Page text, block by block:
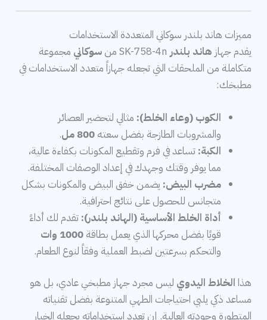
مميزات هاند بلندر سوكاني المتعددة الاستخدامات
يقدم جهاز هاند بلندر سوكاني مجموعة
متكاملة من الملحقات التي تجعله جهازاً متعدد الاستخدامات في
مطبخك:
الكوب (وعاء الخلط): مثالي لتحضير العصائر
والمشروبات الطازجة بفضل سعته800 مل
.
الكبة: تساعد في فرم وتقطيع المكونات بكفاءة عالية،
مما يوفر وقتك وجهدك في إعداد الوصفات المختلفة.
مضرب البيض: يضمن خفق البيض والمكونات بشكل
متجانس للحصول على نتائج احترافية.
أداة الخلط الأساسية (الهاند بلندر): تقدم لك أداءً
قويًا بفضل محركها الذي يعمل بطاقة1000 وات
والتحكم بسرعتين لضبط العملية وفقاً لنوع الطعام.
هذا الخلاط اليدوي ليس مجرد جهاز مطبخي عادي، بل هو
مساعد ذكي يلبي احتياجات الطهي المتنوعة بفضل تقنياته
المتطورة وجودته العالية. إن تعدد استخداماته يجعله الخيار